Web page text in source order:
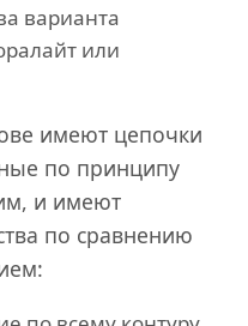
варианта
или
имеют цепочки
по принципу
и имеют
по сравнению